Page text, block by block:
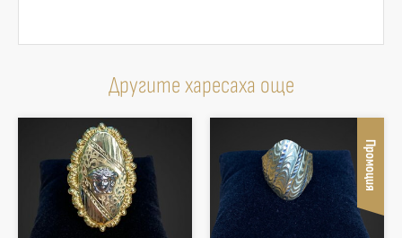
Другите харесаха още
Промоция